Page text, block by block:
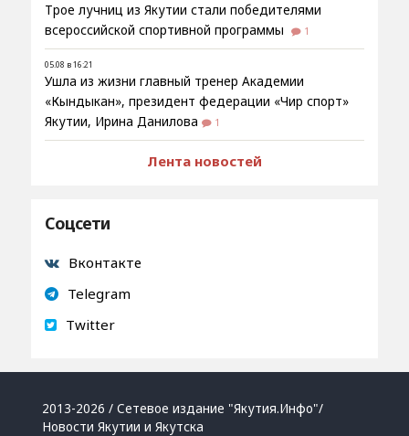
Трое лучниц из Якутии стали победителями
всероссийской спортивной программы
1
05.08 в 16:21
Ушла из жизни главный тренер Академии
«Кындыкан», президент федерации «Чир спорт»
Якутии, Ирина Данилова
1
Лента новостей
Соцсети
Вконтакте
Telegram
Twitter
2013-2026 / Сетевое издание "Якутия.Инфо"/
Новости Якутии и Якутска